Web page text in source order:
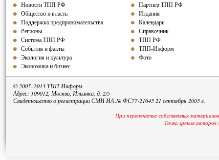
Новости ТПП РФ
Общество и власть
Поддержка предпринимательства
Регионы
Система ТПП РФ
События и факты
Экология и культура
Экономика и бизнес
Партнер ТППРФ
Издания
Календарь
Справочник
ТПП РФ
ТПП-Информ
Фото
© 2005–2013 ТПП-Информ
Адрес: 109012, Москва, Ильинка, д. 2/5
Свидетельство о регистрации СМИ ИА № ФС77-21645 21 сентября 2005 г.
При перепечатке собственных
Точка зрения